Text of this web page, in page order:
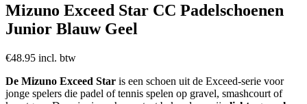
Mizuno Exceed Star CC Padelschoenen
Junior Blauw Geel
€48.95 incl. btw
De Mizuno Exceed Star is een schoen uit de Exceed-serie voor
jonge spelers die padel of tennis spelen op gravel, smashcourt of